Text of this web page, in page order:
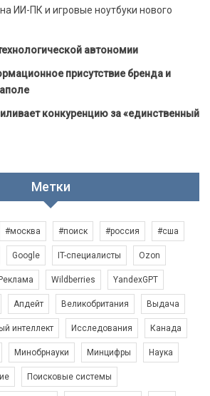
ИИ-ПК и игровые ноутбуки нового
автономии
присутствие бренда и
конкуренцию за «единственный
Метки
#москва #поиск #россия #сша
Google IT-специалисты Ozon
Wildberries YandexGPT
Апдейт Великобритания Выдача
интеллект Исследования Канада
Минобрнауки Минцифры Наука
Поисковые системы